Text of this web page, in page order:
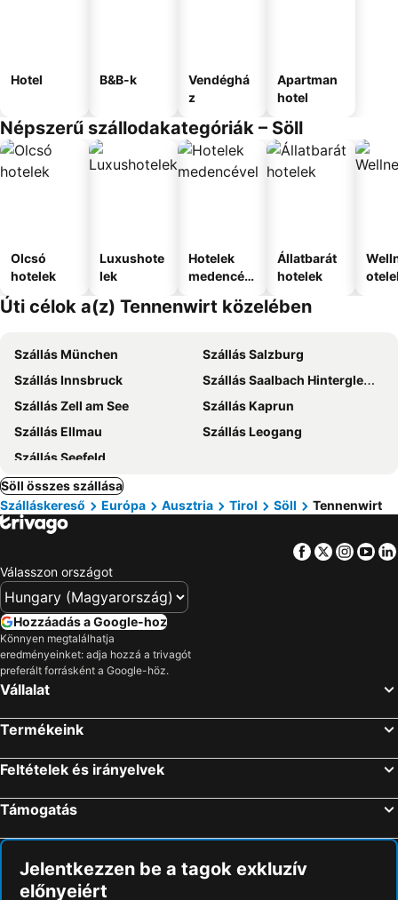
Hotel B&B-k
Vendéghá
z
Apartman
hotel
Népszerű szállodakategóriák – Söll
Olcsó
hotelek
Luxushote
lek
Hotelek
medencév
Állatbarát
hotelek
Úti célok a(z) Tennenwirt közelében
Szállás München
Szállás Salzburg
Szállás Innsbruck
Szállás Saalbach Hinterglemm
Szállás Zell am See
Szállás Kaprun
Szállás Ellmau
Szállás Leogang
Szállás Seefeld
Söll összes szállása
Szálláskereső
Európa Ausztria Tirol Söll Tennenwirt
Facebook
Twitter
Válasszon országot
Hozzáadás a Google-hoz
Könnyen megtalálhatja
eredményeinket: adja hozzá a trivagót
preferált forrásként a Google-höz.
Vállalat
Termékeink
Feltételek és irányelvek
Támogatás
Jelentkezzen be a tagok exkluzív
előnyeiért